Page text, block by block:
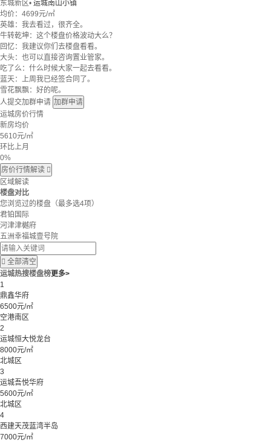
东城新区• 运城南山小镇
均价： 4699元/㎡
英雄：我去看过，很齐全。
牛转乾坤：这个楼盘价格波动大么？
回忆：我建议你们去楼盘看看。
大头：也可以直接咨询置业管家。
吃了么：什么时候大家一起去看看。
蓝天：上周我已经签合同了。
雪花飘飘：好的呢。
人提交加群申请 加群申请
运城房价行情
新房均价
5610元/㎡
环比上月
0%
房价行情解读 
区域解读
楼盘对比
您浏览过的楼盘 （最多选4项）
君铂国际
河津津樾府
五洲幸福城壹号院
 全部清空
运城热搜楼盘榜更多>
1
鼎鑫华府
6500元/㎡
空港南区
2
运城恒大悦龙台
8000元/㎡
北城区
3
运城吾悦华府
5600元/㎡
北城区
4
西建天茂蓝湾半岛
7000元/㎡